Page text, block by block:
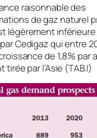
raisonnable des
de gaz naturel
légèrement
Cedigaz qui entre
de 1,8% par
tirée par l’Asie (TAB.I)